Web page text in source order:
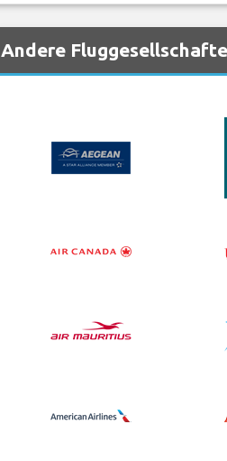
Andere